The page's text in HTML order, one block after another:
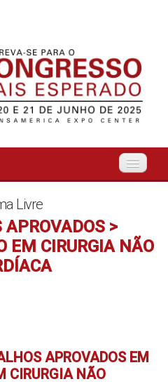
Livre
>
EM CIRURGIA NÃO
APROVADOS EM
CIRURGIA NÃO